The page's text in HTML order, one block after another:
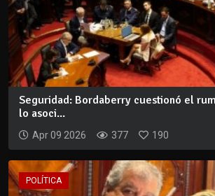
Seguridad: Bordaberry cuestionó el
lo asoci...
Apr 09 2026 377 190
POLÍTICA